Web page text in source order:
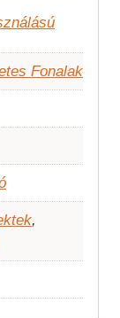
Fonalak
,